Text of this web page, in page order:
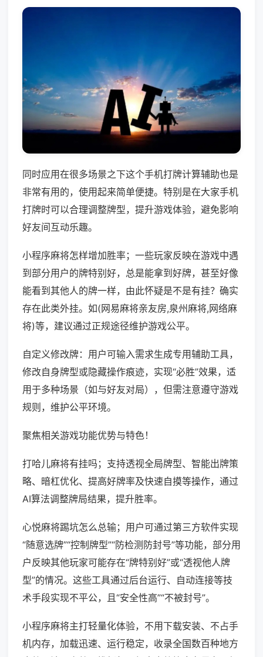
同时应用在很多场景之下这个手机打牌计算辅助也是
非常有用的，使用起来简单便捷。特别是在大家手机
打牌时可以合理调整牌型，提升游戏体验，避免影响
好友间互动乐趣。
小程序麻将怎样增加胜率；一些玩家反映在游戏中遇
到部分用户的牌特别好，总是能拿到好牌，甚至好像
能看到其他人的牌一样，由此怀疑是不是有挂？确实
存在此类外挂。如(网易麻将亲友房,泉州麻将,网络麻
将)等，建议通过正规途径维护游戏公平。
自定义修改牌：用户可输入需求生成专用辅助工具，
修改自身牌型或隐藏操作痕迹，实现“必胜”效果，适
用于多种场景（如与好友对局），但需注意遵守游戏
规则，维护公平环境。
聚焦相关游戏功能优势与特色！
打哈儿麻将有挂吗；支持透视全局牌型、智能出牌策
略、暗杠优化、提高好牌率及快速自摸等操作，通过
AI算法调整牌局结果，提升胜率。
心悦麻将踢坑怎么总输；用户可通过第三方软件实现
“随意选牌”“控制牌型”“防检测防封号”等功能，部分用
户反映其他玩家可能存在“牌特别好”或“透视他人牌
型”的情况。这些工具通过后台运行、自动连接等技
术手段实现不平公，且“安全性高”“不被封号”。
小程序麻将主打轻量化体验，不用下载安装、不占手
机内存，加载迅速、运行稳定，收录全国数百种地方